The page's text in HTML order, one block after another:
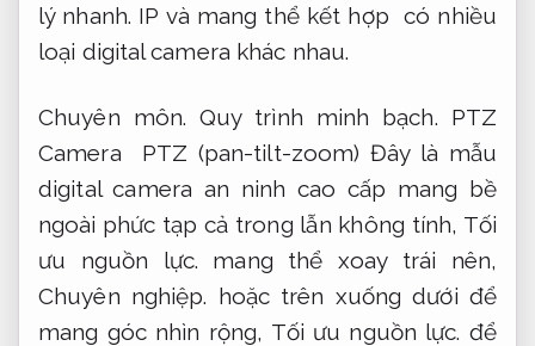
lý nhanh. IP và mang thể kết hợp có nhiều
loại digital camera khác nhau.
Chuyên môn. Quy trình minh bạch. PTZ
Camera PTZ (pan-tilt-zoom) Đây là mẫu
digital camera an ninh cao cấp mang bề
ngoài phức tạp cả trong lẫn không tính, Tối
ưu nguồn lực. mang thể xoay trái nên,
Chuyên nghiệp. hoặc trên xuống dưới để
mang góc nhìn rộng, Tối ưu nguồn lực. để